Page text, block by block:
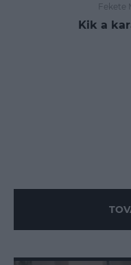
Fekete
Kik a